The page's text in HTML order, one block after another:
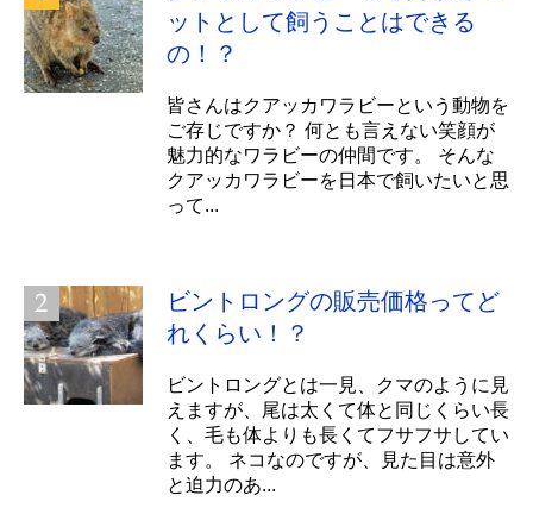
ットとして飼うことはできる
の！？
皆さんはクアッカワラビーという動物を
ご存じですか？ 何とも言えない笑顔が
魅力的なワラビーの仲間です。 そんな
クアッカワラビーを日本で飼いたいと思
って...
ビントロングの販売価格ってど
れくらい！？
ビントロングとは一見、クマのように見
えますが、尾は太くて体と同じくらい長
く、毛も体よりも長くてフサフサしてい
ます。 ネコなのですが、見た目は意外
と迫力のあ...